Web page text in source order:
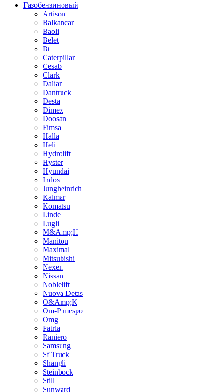
Газобензиновый
Artison
Balkancar
Baoli
Belet
Bt
Caterpillar
Cesab
Clark
Dalian
Dantruck
Desta
Dimex
Doosan
Fimsa
Halla
Heli
Hydrolift
Hyster
Hyundai
Indos
Jungheinrich
Kalmar
Komatsu
Linde
Lugli
M&Amp;H
Manitou
Maximal
Mitsubishi
Nexen
Nissan
Noblelift
Nuova Detas
O&Amp;K
Om-Pimespo
Omg
Patria
Raniero
Samsung
Sf Truck
Shangli
Steinbock
Still
Sunward